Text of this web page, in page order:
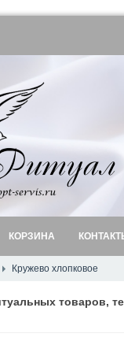
КОРЗИНА
Кружево хлопковое
товаров,